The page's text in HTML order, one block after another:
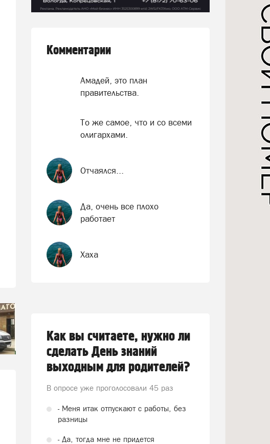
Комментарии
Амадей, это план
правительства.
То же самое, что и со всеми
олигархами.
Отчаялся...
Да, очень все плохо
работает
Хаха
Как вы считаете, нужно ли
сделать День знаний
выходным для родителей?
В опросе уже проголосовали 45 раз
- Меня итак отпускают с работы, без
разницы
- Да, тогда мне не придется